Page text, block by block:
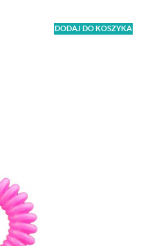
DODAJ DO KOSZYKA